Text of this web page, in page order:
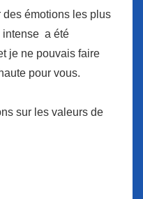
émotions les plus
intense a été
je ne pouvais faire
pour vous.
sur les valeurs de